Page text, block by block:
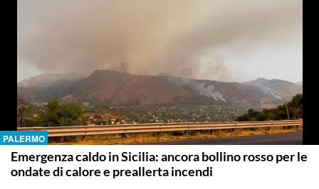
PALERMO
Emergenza caldo in Sicilia: ancora bollino rosso per le
ondate di calore e preallerta incendi